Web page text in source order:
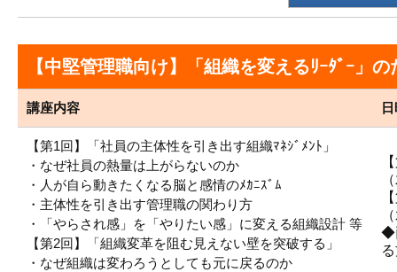
【中堅管理職向け】「組織を変えるﾘｰﾀﾞｰ」
講座内容
【第1回】「社員の主体性を引き出す組織ﾏﾈｼﾞﾒﾝﾄ」
・なぜ社員の熱量は上がらないのか
・人が自ら動きたくなる脳と感情のﾒｶﾆｽﾞﾑ
・主体性を引き出す管理職の関わり方
・「やらされ感」を「やりたい感」に変える組織設計 等
【第2回】「組織変革を阻む見えない壁を突破する」
・なぜ組織は変わろうとしても元に戻るのか
◆